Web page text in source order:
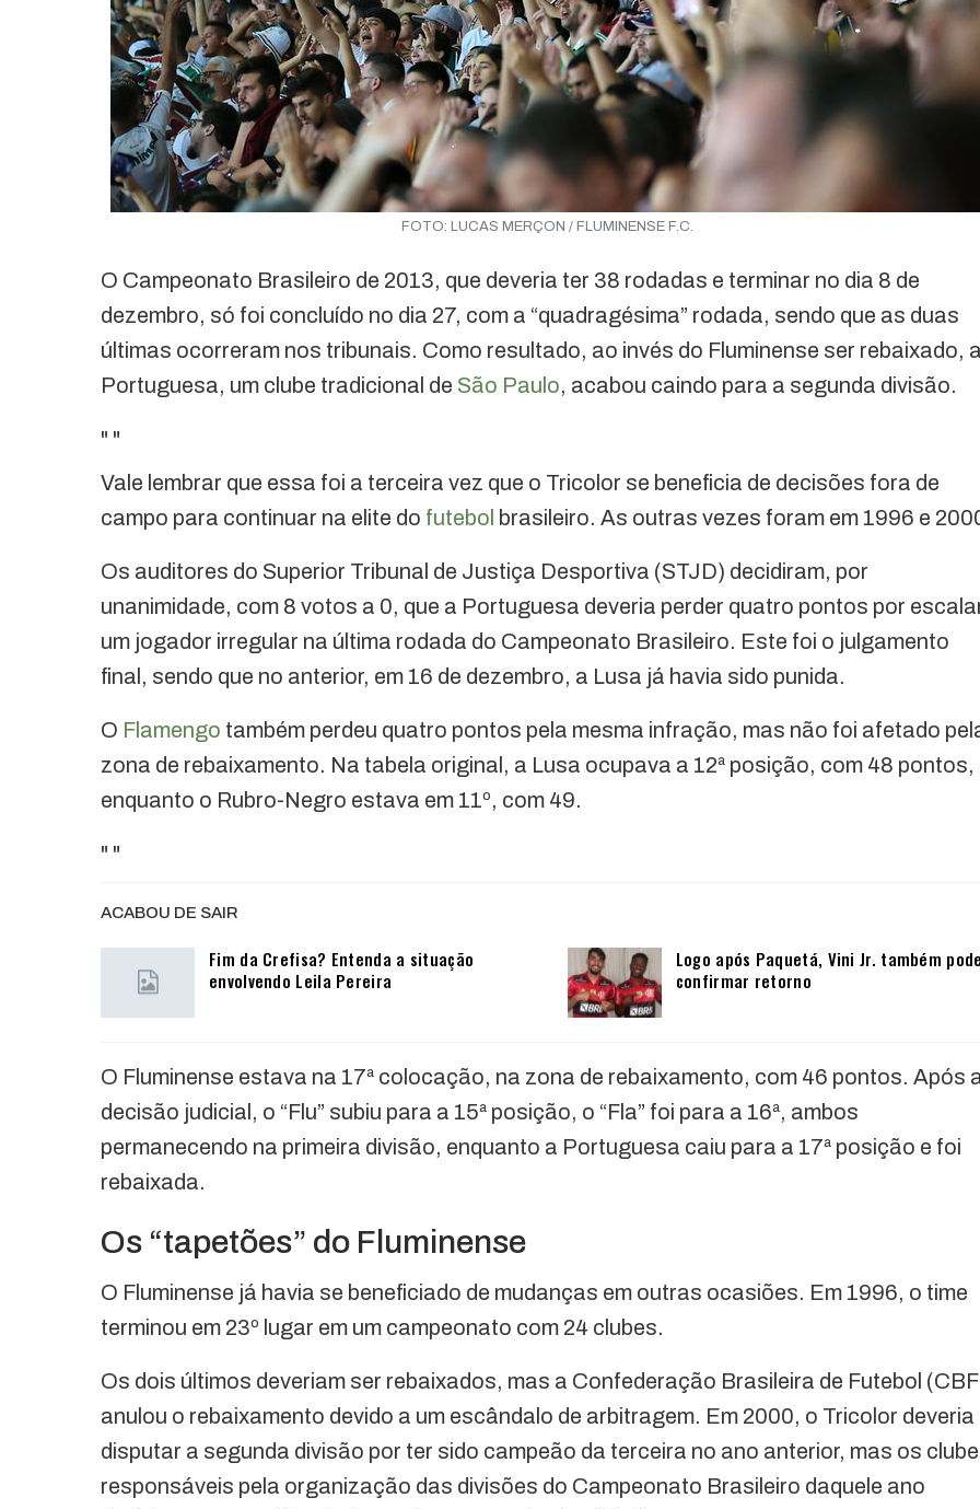
FOTO: LUCAS MERÇON / FLUMINENSE F.C.
O Campeonato Brasileiro de 2013, que deveria ter 38 rodadas e terminar no dia 8 de
dezembro, só foi concluído no dia 27, com a “quadragésima” rodada, sendo que as duas
últimas ocorreram nos tribunais. Como resultado, ao invés do Fluminense ser rebaixado,
Portuguesa, um clube tradicional de São Paulo, acabou caindo para a segunda divisão.
" "
Vale lembrar que essa foi a terceira vez que o Tricolor se beneficia de decisões fora de
campo para continuar na elite do futebol brasileiro. As outras vezes foram em 1996 e
Os auditores do Superior Tribunal de Justiça Desportiva (STJD) decidiram, por
unanimidade, com 8 votos a 0, que a Portuguesa deveria perder quatro pontos por
um jogador irregular na última rodada do Campeonato Brasileiro. Este foi o julgamento
final, sendo que no anterior, em 16 de dezembro, a Lusa já havia sido punida.
O Flamengo também perdeu quatro pontos pela mesma infração, mas não foi afetado
zona de rebaixamento. Na tabela original, a Lusa ocupava a 12ª posição, com 48 pontos,
enquanto o Rubro-Negro estava em 11º, com 49.
" "
ACABOU DE SAIR
Fim da Crefisa? Entenda a situação
envolvendo Leila Pereira
Logo após Paquetá, Vini Jr. também
confirmar retorno
O Fluminense estava na 17ª colocação, na zona de rebaixamento, com 46 pontos. Após
decisão judicial, o “Flu” subiu para a 15ª posição, o “Fla” foi para a 16ª, ambos
permanecendo na primeira divisão, enquanto a Portuguesa caiu para a 17ª posição e foi
rebaixada.
Os “tapetões” do Fluminense
O Fluminense já havia se beneficiado de mudanças em outras ocasiões. Em 1996, o time
terminou em 23º lugar em um campeonato com 24 clubes.
Os dois últimos deveriam ser rebaixados, mas a Confederação Brasileira de Futebol
anulou o rebaixamento devido a um escândalo de arbitragem. Em 2000, o Tricolor deveria
disputar a segunda divisão por ter sido campeão da terceira no ano anterior, mas os
responsáveis pela organização das divisões do Campeonato Brasileiro daquele ano